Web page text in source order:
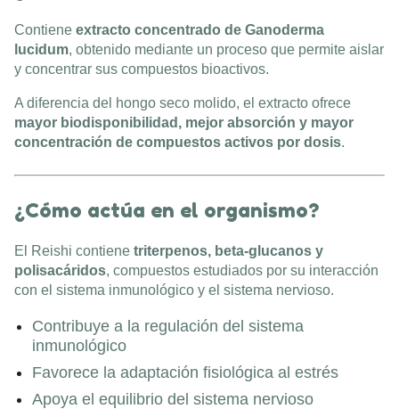
Contiene extracto concentrado de Ganoderma
lucidum, obtenido mediante un proceso que permite aislar
y concentrar sus compuestos bioactivos.
A diferencia del hongo seco molido, el extracto ofrece
mayor biodisponibilidad, mejor absorción y mayor
concentración de compuestos activos por dosis.
¿Cómo actúa en el organismo?
El Reishi contiene triterpenos, beta-glucanos y
polisacáridos, compuestos estudiados por su interacción
con el sistema inmunológico y el sistema nervioso.
Contribuye a la regulación del sistema
inmunológico
Favorece la adaptación fisiológica al estrés
Apoya el equilibrio del sistema nervioso